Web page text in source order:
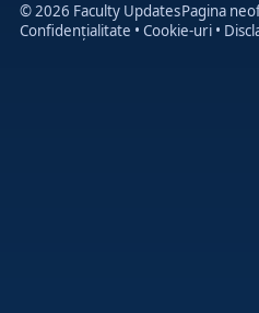
© 2026 Faculty UpdatesPagina
Confidențialitate • Cookie-uri •